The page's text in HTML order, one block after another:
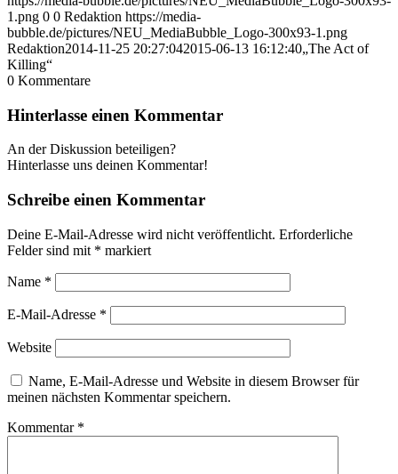
1.png 0 0 Redaktion https://media-
bubble.de/pictures/NEU_MediaBubble_Logo-300x93-1.png
Redaktion2014-11-25 20:27:042015-06-13 16:12:40„The Act of
Killing“
0 Kommentare
Hinterlasse einen Kommentar
An der Diskussion beteiligen?
Hinterlasse uns deinen Kommentar!
Schreibe einen Kommentar
Deine E-Mail-Adresse wird nicht veröffentlicht. Erforderliche
Felder sind mit * markiert
Name *
E-Mail-Adresse *
Website
Name, E-Mail-Adresse und Website in diesem Browser für
meinen nächsten Kommentar speichern.
Kommentar *